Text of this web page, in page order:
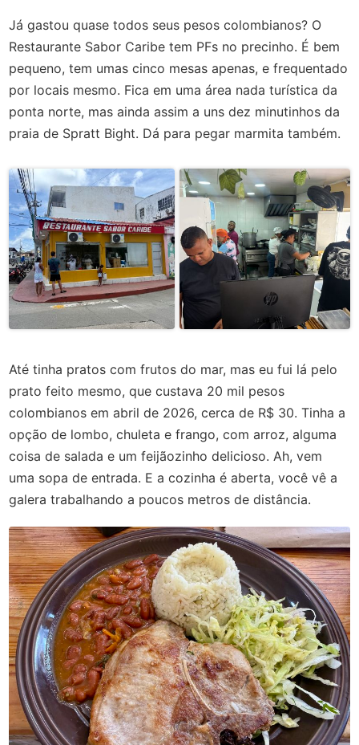
Já gastou quase todos seus pesos colombianos? O
Restaurante Sabor Caribe tem PFs no precinho. É bem
pequeno, tem umas cinco mesas apenas, e frequentado
por locais mesmo. Fica em uma área nada turística da
ponta norte, mas ainda assim a uns dez minutinhos da
praia de Spratt Bight. Dá para pegar marmita também.
Até tinha pratos com frutos do mar, mas eu fui lá pelo
prato feito mesmo, que custava 20 mil pesos
colombianos em abril de 2026, cerca de R$ 30. Tinha a
opção de lombo, chuleta e frango, com arroz, alguma
coisa de salada e um feijãozinho delicioso. Ah, vem
uma sopa de entrada. E a cozinha é aberta, você vê a
galera trabalhando a poucos metros de distância.